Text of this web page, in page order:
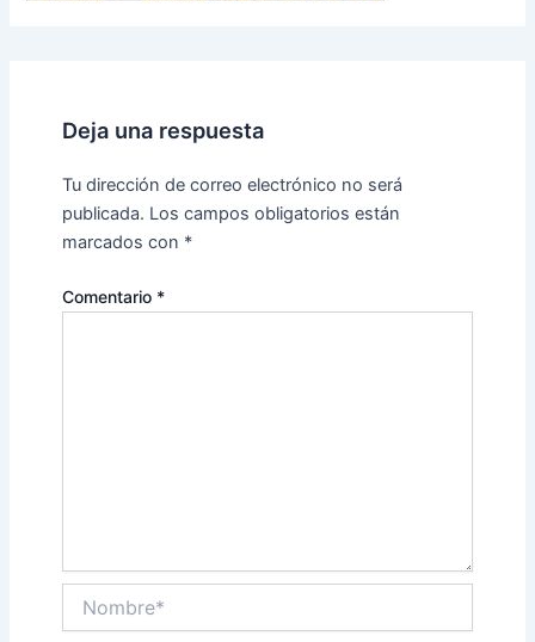
Deja una respuesta
Tu dirección de correo electrónico no será
publicada. Los campos obligatorios están
marcados con *
Comentario *